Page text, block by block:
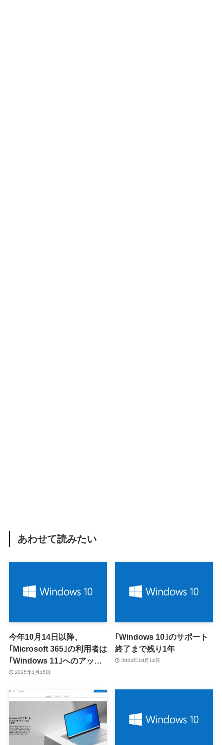
あわせて読みたい
今年10月14日以降、
｢Microsoft 365｣の利用者は
｢Windows 11｣へのアップ
グレードが必須に ｰ
はサポート終了へ
2025年1月15日
｢Windows 10｣のサポート
終了まで残り1年
2024年10月14日